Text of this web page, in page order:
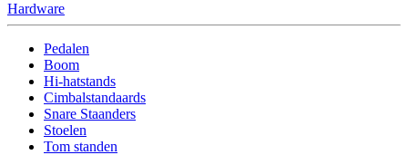
Hardware
Pedalen
Boom
Hi-hatstands
Cimbalstandaards
Snare Staanders
Stoelen
Tom standen